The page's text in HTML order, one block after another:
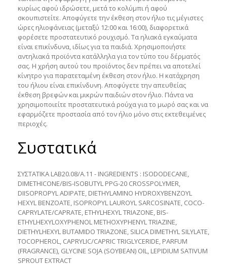
κυρίως αφού ιδρώσετε, μετά το κολύμπι ή αφού
σκουπιστείτε. Αποφύγετε την έκθεση στον ήλιο τις μέγιστες
ώρες ηλιοφάνειας (μεταξύ 12:00 και 16:00), διαφορετικά
φορέσετε προστατευτικό ρουχισμό. Τα ηλιακά εγκαύματα
είναι επικίνδυνα, ιδίως για τα παιδιά. Χρησιμοποιήστε
αντηλιακά προϊόντα κατάλληλα για τον τύπο του δέρματός
σας. Η χρήση αυτού του προϊόντος δεν πρέπει να αποτελεί
κίνητρο για παρατεταμένη έκθεση στον ήλιο. Η κατάχρηση
του ήλιου είναι επικίνδυνη. Αποφύγετε την απευθείας
έκθεση βρεφών και μικρών παιδιών στον ήλιο. Πάντα να
χρησιμοποιείτε προστατευτικά ρούχα για το μωρό σας και να
εφαρμόζετε προστασία από τον ήλιο μόνο στις εκτεθειμένες
περιοχές.
Συστατικά
ΣΥΣΤΑΤΙΚΑ LAB20.08/A.11 - INGREDIENTS : ISODODECANE,
DIMETHICONE/BIS-ISOBUTYL PPG-20 CROSSPOLYMER,
DIISOPROPYL ADIPATE, DIETHYLAMINO HYDROXYBENZOYL
HEXYL BENZOATE, ISOPROPYL LAUROYL SARCOSINATE, COCO-
CAPRYLATE/CAPRATE, ETHYLHEXYL TRIAZONE, BIS-
ETHYLHEXYLOXYPHENOL METHOXYPHENYL TRIAZINE,
DIETHYLHEXYL BUTAMIDO TRIAZONE, SILICA DIMETHYL SILYLATE,
TOCOPHEROL, CAPRYLIC/CAPRIC TRIGLYCERIDE, PARFUM
(FRAGRANCE), GLYCINE SOJA (SOYBEAN) OIL, LEPIDIUM SATIVUM
SPROUT EXTRACT